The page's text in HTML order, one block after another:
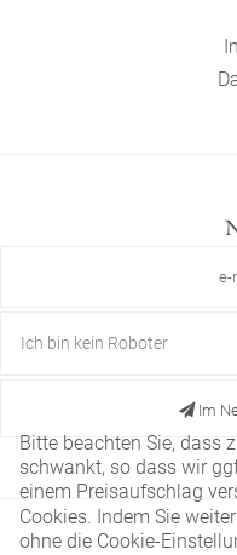
Ich bin kein Roboter
Im
Diese Website verwendet
Cookies. Indem Sie
ohne die Cookie-
Bitte beachten Sie, dass
schwankt, so dass wir
einem Preisaufschlag